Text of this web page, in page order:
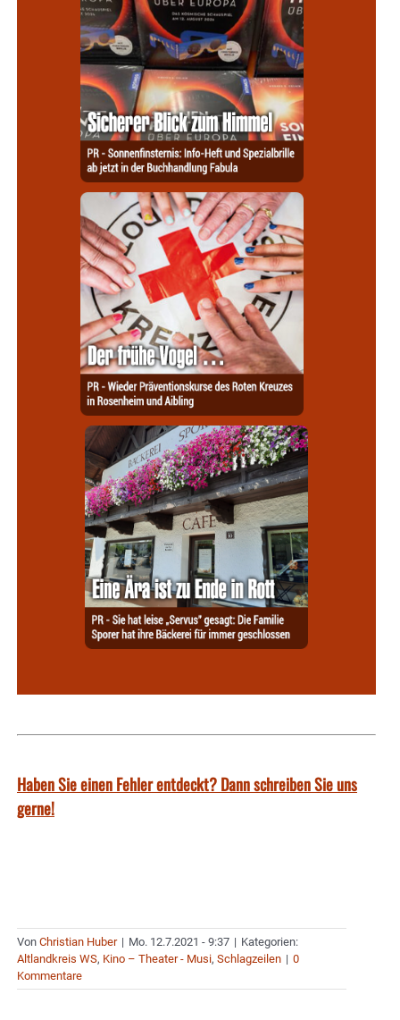
Haben Sie einen Fehler entdeckt? Dann schreiben Sie uns
gerne!
Von Christian Huber | Mo. 12.7.2021 - 9:37 | Kategorien:
Altlandkreis WS, Kino – Theater - Musi, Schlagzeilen | 0
Kommentare